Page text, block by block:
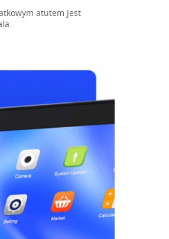
atutem jest